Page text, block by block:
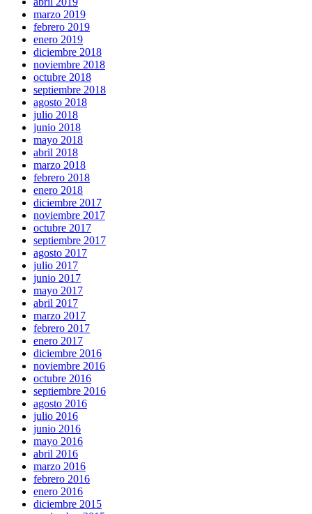
marzo 2019
febrero 2019
enero 2019
diciembre 2018
noviembre 2018
octubre 2018
septiembre 2018
agosto 2018
julio 2018
junio 2018
mayo 2018
abril 2018
marzo 2018
febrero 2018
enero 2018
diciembre 2017
noviembre 2017
octubre 2017
septiembre 2017
agosto 2017
julio 2017
junio 2017
mayo 2017
abril 2017
marzo 2017
febrero 2017
enero 2017
diciembre 2016
noviembre 2016
octubre 2016
septiembre 2016
agosto 2016
julio 2016
junio 2016
mayo 2016
abril 2016
marzo 2016
febrero 2016
enero 2016
diciembre 2015